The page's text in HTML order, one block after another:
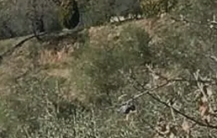
Continua con l'email